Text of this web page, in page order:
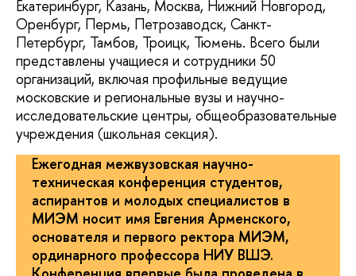
Екатеринбург, Казань, Москва, Нижний Новгород,
Оренбург, Пермь, Петрозаводск, Санкт-
Петербург, Тамбов, Троицк, Тюмень. Всего были
представлены учащиеся и сотрудники 50
организаций, включая профильные ведущие
московские и региональные вузы и научно-
исследовательские центры, общеобразовательные
учреждения (школьная секция).
Ежегодная межвузовская научно-
техническая конференция студентов,
аспирантов и молодых специалистов в
МИЭМ носит имя Евгения Арменского,
основателя и первого ректора МИЭМ,
ординарного профессора НИУ ВШЭ.